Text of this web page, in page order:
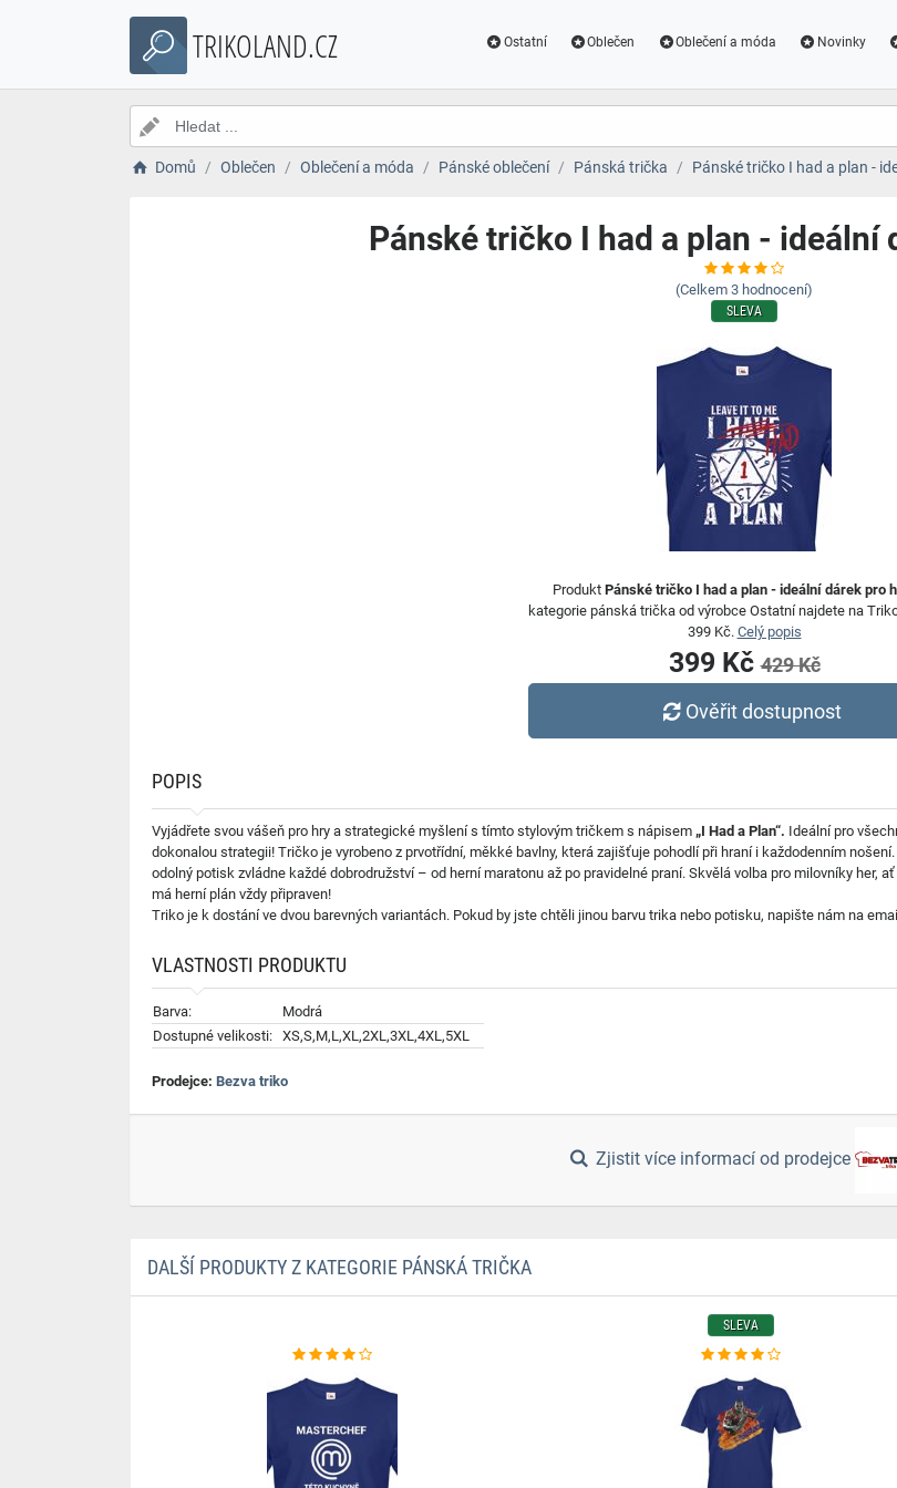
TRIKOLAND.CZ Ostatní Oblečen Oblečení a móda Novinky
Domů Oblečen Oblečení a móda Pánské oblečení Pánská trička Pánské tričko I had a plan -
Pánské tričko I had a plan - ideální
(Celkem 3 hodnocení)
SLEVA
Produkt Pánské tričko I had a plan - ideální dárek pro
kategorie pánská trička od výrobce Ostatní najdete na
399 Kč. Celý popis
399 Kč429 Kč
Ověřit dostupnost
POPIS
Vyjádřete svou vášeň pro hry a strategické myšlení s tímto stylovým tričkem s nápisem „I Had a Plan“. Ideální pro
dokonalou strategii! Tričko je vyrobeno z prvotřídní, měkké bavlny, která zajišťuje pohodlí při hraní i každodenním
odolný potisk zvládne každé dobrodružství – od herní maratonu až po pravidelné praní. Skvělá volba pro milovníky her,
má herní plán vždy připraven!
Triko je k dostání ve dvou barevných variantách. Pokud by jste chtěli jinou barvu trika nebo potisku, napište nám na email
VLASTNOSTI PRODUKTU
Barva:
Modrá
Dostupné velikosti: XS,S,M,L,XL,2XL,3XL,4XL,5XL
Prodejce: Bezva triko
Zjistit více informací od prodejce
DALŠÍ PRODUKTY Z KATEGORIE PÁNSKÁ TRIČKA
SLEVA